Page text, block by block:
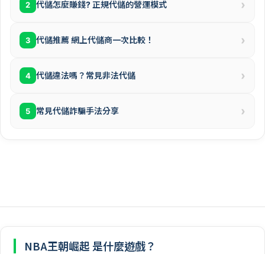
2 代儲怎麼賺錢? 正規代儲的營運模式 ›
3 代儲推薦 網上代儲商一次比較！ ›
4 代儲違法嗎？常見非法代儲 ›
5 常見代儲詐騙手法分享 ›
NBA王朝崛起 是什麼遊戲？